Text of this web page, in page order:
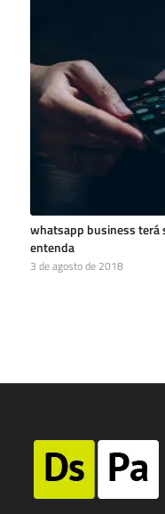
whatsapp business terá
entenda
3 de agosto de 2018